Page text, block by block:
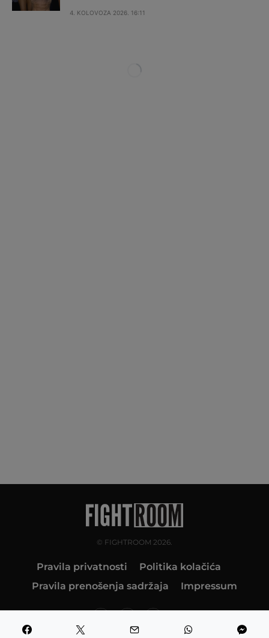
4. KOLOVOZA 2026. 16:11
© FIGHTROOM 2026.
Pravila privatnosti
Politika kolačića
Pravila prenošenja sadržaja
Impressum